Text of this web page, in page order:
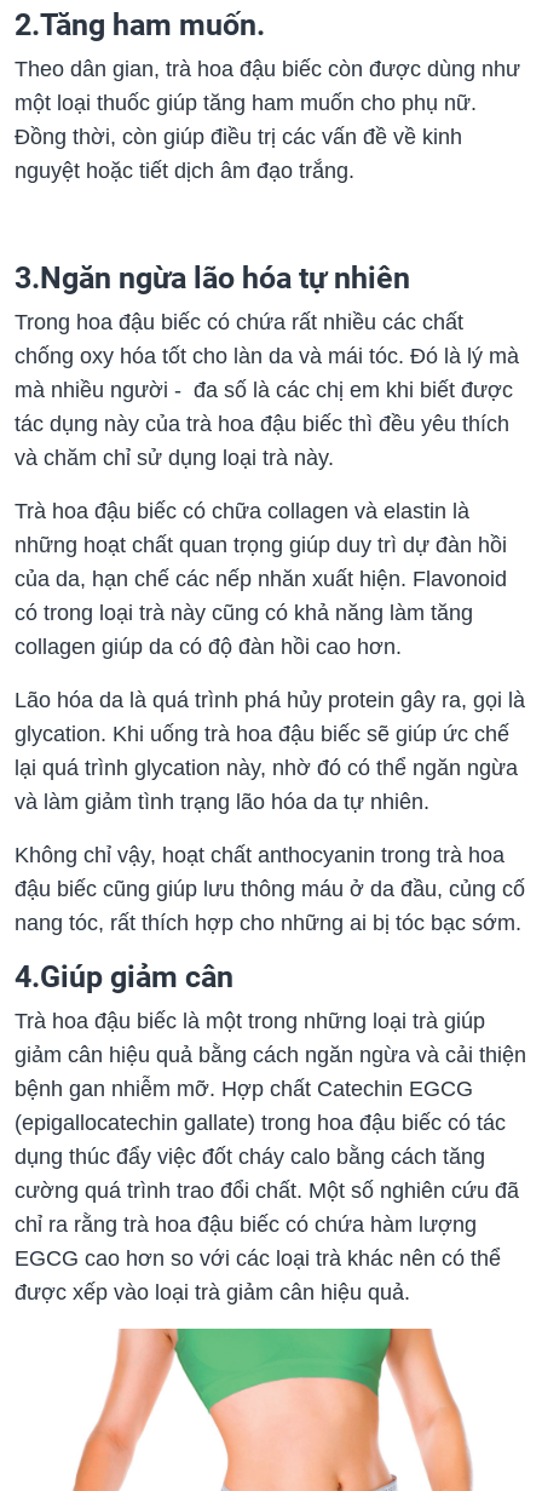
2.Tăng ham muốn.
Theo dân gian, trà hoa đậu biếc còn được dùng như
một loại thuốc giúp tăng ham muốn cho phụ nữ.
Đồng thời, còn giúp điều trị các vấn đề về kinh
nguyệt hoặc tiết dịch âm đạo trắng.
3.Ngăn ngừa lão hóa tự nhiên
Trong hoa đậu biếc có chứa rất nhiều các chất
chống oxy hóa tốt cho làn da và mái tóc. Đó là lý mà
mà nhiều người - đa số là các chị em khi biết được
tác dụng này của trà hoa đậu biếc thì đều yêu thích
và chăm chỉ sử dụng loại trà này.
Trà hoa đậu biếc có chữa collagen và elastin là
những hoạt chất quan trọng giúp duy trì dự đàn hồi
của da, hạn chế các nếp nhăn xuất hiện. Flavonoid
có trong loại trà này cũng có khả năng làm tăng
collagen giúp da có độ đàn hồi cao hơn.
Lão hóa da là quá trình phá hủy protein gây ra, gọi là
glycation. Khi uống trà hoa đậu biếc sẽ giúp ức chế
lại quá trình glycation này, nhờ đó có thể ngăn ngừa
và làm giảm tình trạng lão hóa da tự nhiên.
Không chỉ vậy, hoạt chất anthocyanin trong trà hoa
đậu biếc cũng giúp lưu thông máu ở da đầu, củng cố
nang tóc, rất thích hợp cho những ai bị tóc bạc sớm.
4.Giúp giảm cân
Trà hoa đậu biếc là một trong những loại trà giúp
giảm cân hiệu quả bằng cách ngăn ngừa và cải thiện
bệnh gan nhiễm mỡ. Hợp chất Catechin EGCG
(epigallocatechin gallate) trong hoa đậu biếc có tác
dụng thúc đẩy việc đốt cháy calo bằng cách tăng
cường quá trình trao đổi chất. Một số nghiên cứu đã
chỉ ra rằng trà hoa đậu biếc có chứa hàm lượng
EGCG cao hơn so với các loại trà khác nên có thể
được xếp vào loại trà giảm cân hiệu quả.